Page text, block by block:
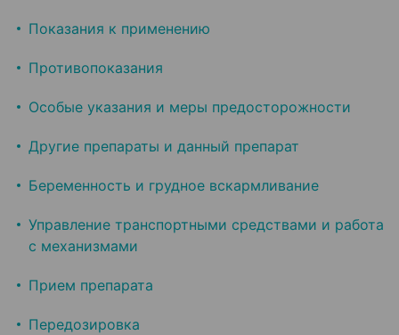
Показания к применению
Противопоказания
Особые указания и меры предосторожности
Другие препараты и данный препарат
Беременность и грудное вскармливание
Управление транспортными средствами и работа
с механизмами
Прием препарата
Передозировка